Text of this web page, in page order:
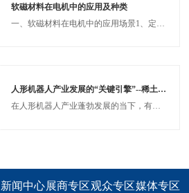
软磁材料在电机中的应用及种类
人形机器人产业发展的“关键引擎”--稀土永磁材料
在人形机器人产业蓬勃发展的当下，有一种材料正成为决定其性能与规模的核心要素，它便是以钕铁硼为代表的稀土永磁材料。从特斯拉Optimus到各类人形机器人原型机，其精准的关节运动、高效的动力输出与可靠的制动控制，背后都离不开这种材料的支撑，它已然成为人形机器人产业前行路上不可或缺的“关键引擎”。
新闻中心展商专区观众专区媒体专区